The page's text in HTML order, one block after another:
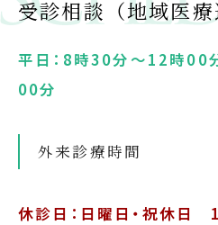
受診相談（地域医療
平日：8時30分～12時
00分
外来診療時間
休診日：日曜日・祝休日